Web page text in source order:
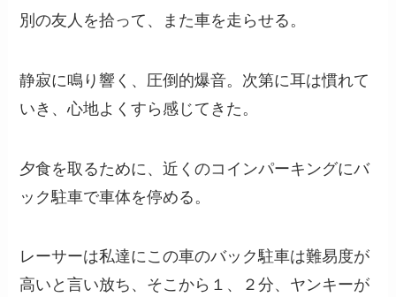
別の友人を拾って、また車を走らせる。
静寂に鳴り響く、圧倒的爆音。次第に耳は慣れて
いき、心地よくすら感じてきた。
夕食を取るために、近くのコインパーキングにバ
ック駐車で車体を停める。
レーサーは私達にこの車のバック駐車は難易度が
高いと言い放ち、そこから１、２分、ヤンキーが